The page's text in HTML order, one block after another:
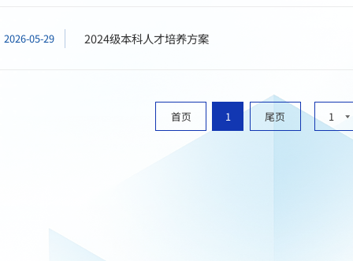
2026-05-29 2024级本科人才培养方案
首页 1 尾页 1